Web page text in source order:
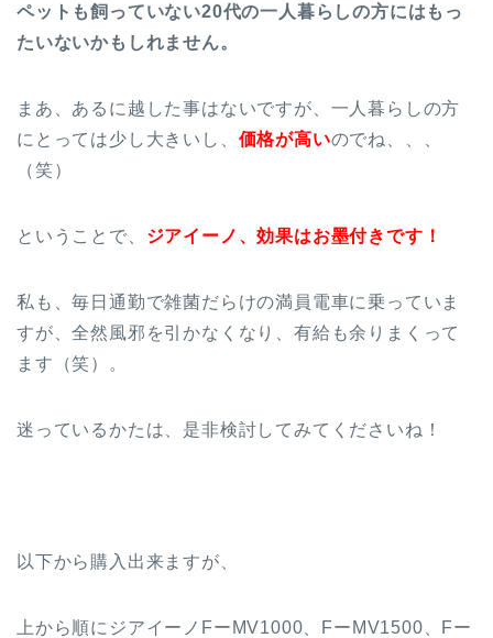
ペットも飼っていない20代の一人暮らしの方にはもっ
たいないかもしれません。
まあ、あるに越した事はないですが、一人暮らしの方
にとっては少し大きいし、 価格が高いのでね、、、
（笑）
ということで、 ジアイーノ、効果はお墨付きです！
私も、毎日通勤で雑菌だらけの満員電車に乗っていま
すが、全然風邪を引かなくなり、有給も余りまくって
ます（笑）。
迷っているかたは、是非検討してみてくださいね！
以下から購入出来ますが、
上から順にジアイーノFーMV1000、FーMV1500、Fー